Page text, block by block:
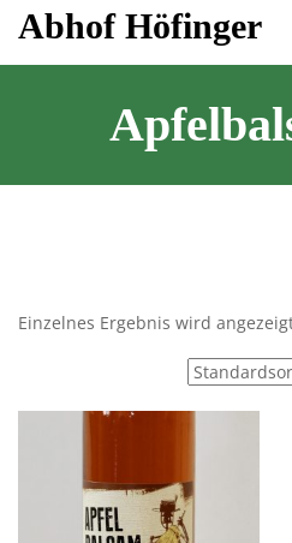
SkipAbhof Höfinger
Einzelnes Ergebnis wird